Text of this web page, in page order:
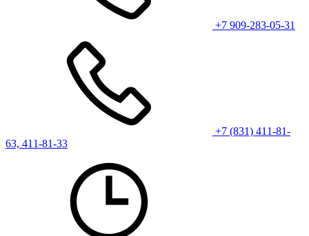
+7 909-283-05-31
+7 (831) 411-81-
63, 411-81-33